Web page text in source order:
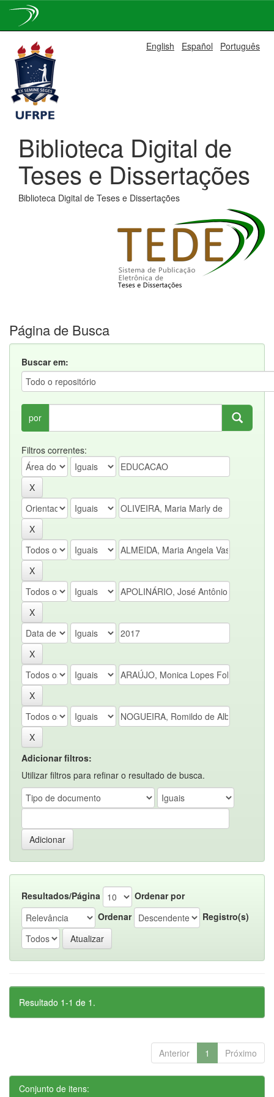
navigation
English Español Português
Biblioteca Digital de
Teses e Dissertações
Biblioteca Digital de Teses e Dissertações
Página de Busca
Buscar em:
por
Filtros correntes:
Adicionar filtros:
Utilizar filtros para refinar o resultado de busca.
Resultados/Página
Ordenar por
Ordenar
Registro(s)
Resultado 1-1 de 1.
Anterior 1 Próximo
Conjunto de itens: